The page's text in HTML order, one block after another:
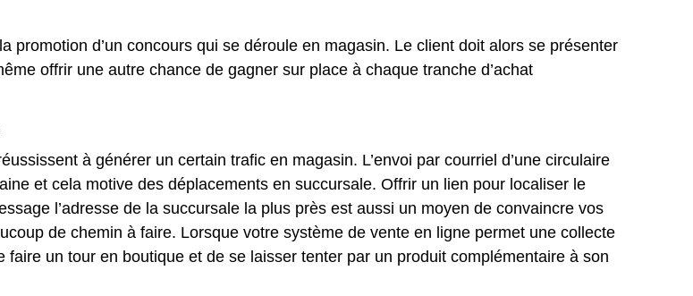
promotion d’un concours qui se déroule en magasin. Le client doit alors se présenter
offrir une autre chance de gagner sur place à chaque tranche d’achat
à générer un certain trafic en magasin. L’envoi par courriel d’une circulaire
et cela motive des déplacements en succursale. Offrir un lien pour localiser le
l’adresse de la succursale la plus près est aussi un moyen de convaincre vos
de chemin à faire. Lorsque votre système de vente en ligne permet une collecte
un tour en boutique et de se laisser tenter par un produit complémentaire à son